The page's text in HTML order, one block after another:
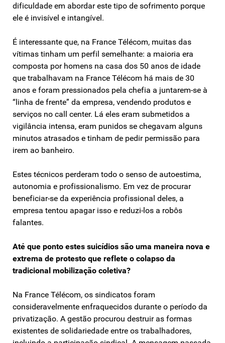
dificuldade em abordar este tipo de sofrimento porque
ele é invisível e intangível.
É interessante que, na France Télécom, muitas das
vítimas tinham um perfil semelhante: a maioria era
composta por homens na casa dos 50 anos de idade
que trabalhavam na France Télécom há mais de 30
anos e foram pressionados pela chefia a juntarem-se à
“linha de frente” da empresa, vendendo produtos e
serviços no call center. Lá eles eram submetidos a
vigilância intensa, eram punidos se chegavam alguns
minutos atrasados e tinham de pedir permissão para
irem ao banheiro.
Estes técnicos perderam todo o senso de autoestima,
autonomia e profissionalismo. Em vez de procurar
beneficiar-se da experiência profissional deles, a
empresa tentou apagar isso e reduzi-los a robôs
falantes.
Até que ponto estes suicídios são uma maneira nova e
extrema de protesto que reflete o colapso da
tradicional mobilização coletiva?
Na France Télécom, os sindicatos foram
consideravelmente enfraquecidos durante o período da
privatização. A gestão procurou destruir as formas
existentes de solidariedade entre os trabalhadores,